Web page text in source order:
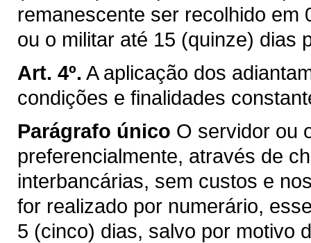
remanescente ser recolhido em
ou o militar até 15 (quinze) dias
Art. 4º. A aplicação dos
condições e finalidades
Parágrafo único O servidor ou
preferencialmente, através de
interbancárias, sem custos e
for realizado por numerário,
5 (cinco) dias, salvo por motivo